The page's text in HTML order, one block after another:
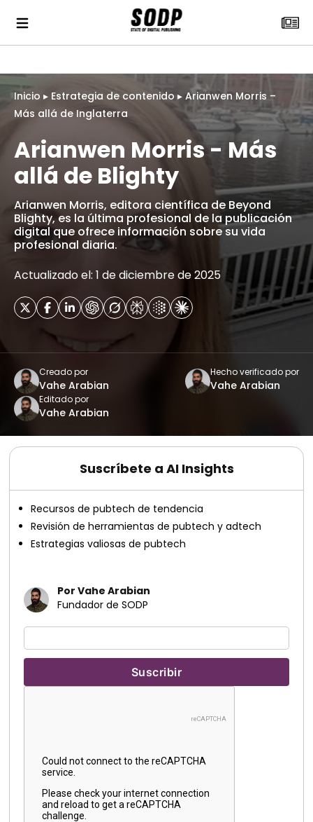
Inicio ▸ Estrategia de contenido ▸ Arianwen Morris –
Más allá de Inglaterra
Arianwen Morris - Más
allá de Blighty
Arianwen Morris, editora científica de Beyond
Blighty, es la última profesional de la publicación
digital que ofrece información sobre su vida
profesional diaria.
Actualizado el: 1 de diciembre de 2025
Creado por
Vahe Arabian
Hecho verificado por
Vahe Arabian
Editado por
Vahe Arabian
Suscríbete a AI Insights
Recursos de pubtech de tendencia
Revisión de herramientas de pubtech y adtech
Estrategias valiosas de pubtech
Por Vahe Arabian
Fundador de SODP